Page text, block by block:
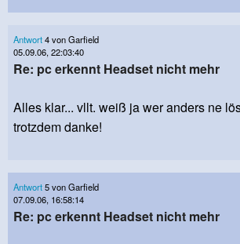
Antwort4 von Garfield
05.09.06, 22:03:40
Re: pc erkennt Headset nicht mehr
Alles klar... vllt. weiß ja wer anders ne
trotzdem danke!
Antwort5 von Garfield
07.09.06, 16:58:14
Re: pc erkennt Headset nicht mehr